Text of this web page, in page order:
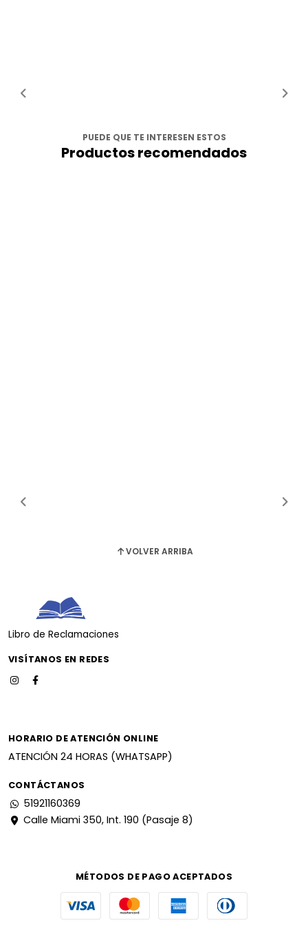
PUEDE QUE TE INTERESEN ESTOS
Productos recomendados
VOLVER ARRIBA
Libro de Reclamaciones
VISÍTANOS EN REDES
HORARIO DE ATENCIÓN ONLINE
ATENCIÓN 24 HORAS (WHATSAPP)
CONTÁCTANOS
51921160369
Calle Miami 350, Int. 190 (Pasaje 8)
MÉTODOS DE PAGO ACEPTADOS